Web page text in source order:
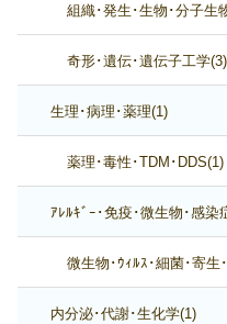
組織･発生･生物･分子生
奇形･遺伝･遺伝子工学(3)
生理･病理･薬理(1)
薬理･毒性･TDM･DDS(1)
ｱﾚﾙｷﾞｰ･免疫･微生物･感染
微生物･ｳｨﾙｽ･細菌･寄生
内分泌･代謝･生化学(1)